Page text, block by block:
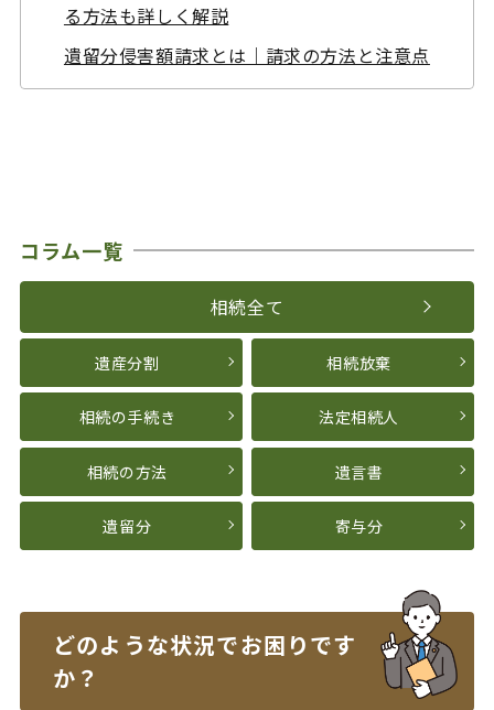
る方法も詳しく解説
遺留分侵害額請求とは｜請求の方法と注意点
コラム一覧
相続全て
遺産分割 相続放棄
相続の手続き 法定相続人
相続の方法 遺言書
遺留分 寄与分
どのような状況でお困りです
か？